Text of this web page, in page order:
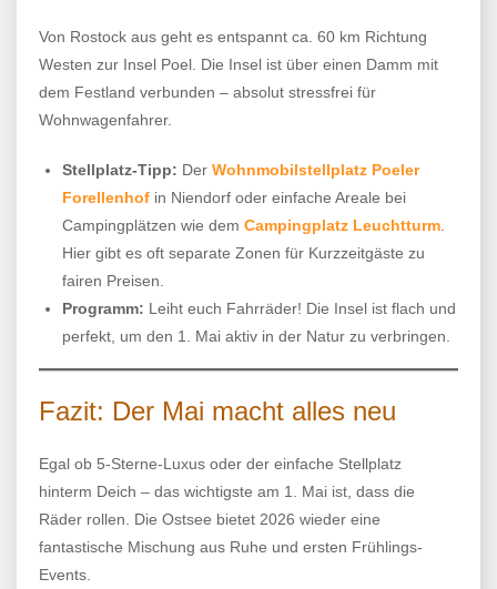
Von Rostock aus geht es entspannt ca. 60 km Richtung
Westen zur Insel Poel. Die Insel ist über einen Damm mit
dem Festland verbunden – absolut stressfrei für
Wohnwagenfahrer.
Stellplatz-Tipp: Der Wohnmobilstellplatz Poeler
Forellenhof in Niendorf oder einfache Areale bei
Campingplätzen wie dem Campingplatz Leuchtturm
Hier gibt es oft separate Zonen für Kurzzeitgäste zu
fairen Preisen.
Programm: Leiht euch Fahrräder! Die Insel ist flach und
perfekt, um den 1. Mai aktiv in der Natur zu verbringen.
Fazit: Der Mai macht alles neu
Egal ob 5-Sterne-Luxus oder der einfache Stellplatz
hinterm Deich – das wichtigste am 1. Mai ist, dass die
Räder rollen. Die Ostsee bietet 2026 wieder eine
fantastische Mischung aus Ruhe und ersten Frühlings-
Events.